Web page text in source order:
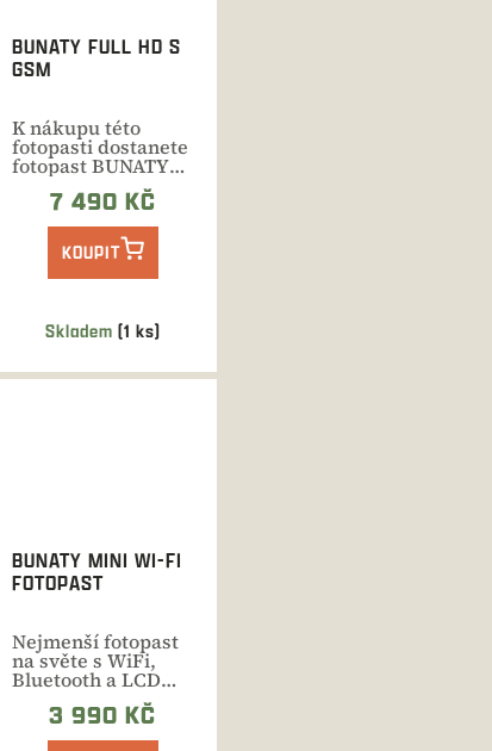
Skladem (1 ks)
BUNATY FULL HD S
GSM
K nákupu této
fotopasti dostanete
fotopast BUNATY
ONE zcela...
7 490 KČ
KOUPIT
BUNATY MINI WI-FI
FOTOPAST
Nejmenší fotopast
na světe s WiFi,
Bluetooth a LCD
displejem, záznam
na sd...3 990 KČ